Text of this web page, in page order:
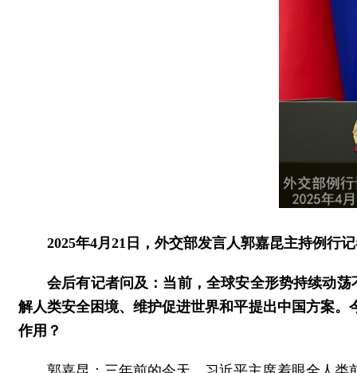
2025年4月21日，外交部发言人郭嘉昆主持例行
会后有记者问及：当前，全球安全形势持续动
解人类安全困境、维护促进世界和平提出中国方案
作用？